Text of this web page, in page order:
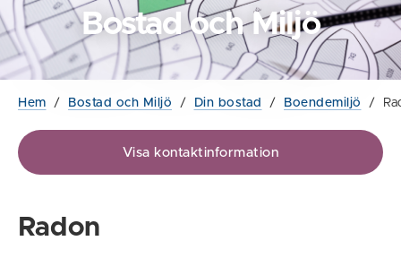
Bostad och Miljö
Hem / Bostad och Miljö / Din bostad / Boendemiljö /
Visa kontaktinformation
Radon